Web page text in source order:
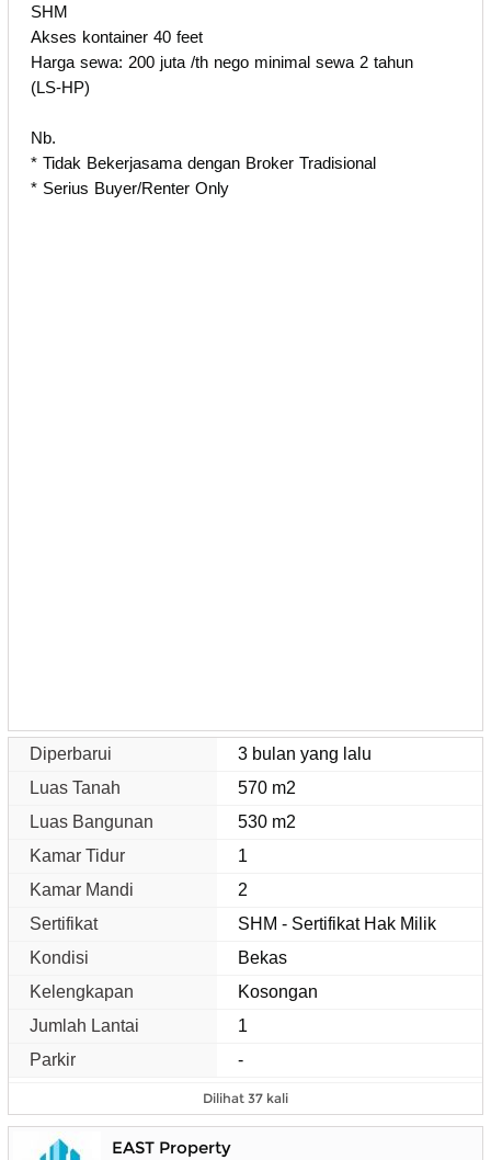
SHM
Akses kontainer 40 feet
Harga sewa: 200 juta /th nego minimal sewa 2 tahun
(LS-HP)
Nb.
* Tidak Bekerjasama dengan Broker Tradisional
* ⁠Serius Buyer/Renter Only
Diperbarui
3 bulan yang lalu
Luas Tanah
570 m2
Luas Bangunan
530 m2
Kamar Tidur
1
Kamar Mandi
2
Sertifikat
SHM - Sertifikat Hak Milik
Kondisi
Bekas
Kelengkapan
Kosongan
Jumlah Lantai
1
Parkir
-
Dilihat 37 kali
EAST Property